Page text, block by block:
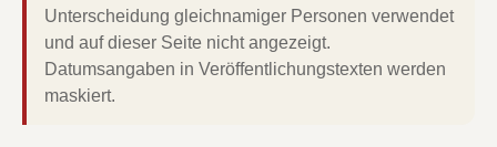
Unterscheidung gleichnamiger Personen verwendet
und auf dieser Seite nicht angezeigt.
Datumsangaben in Veröffentlichungstexten werden
maskiert.